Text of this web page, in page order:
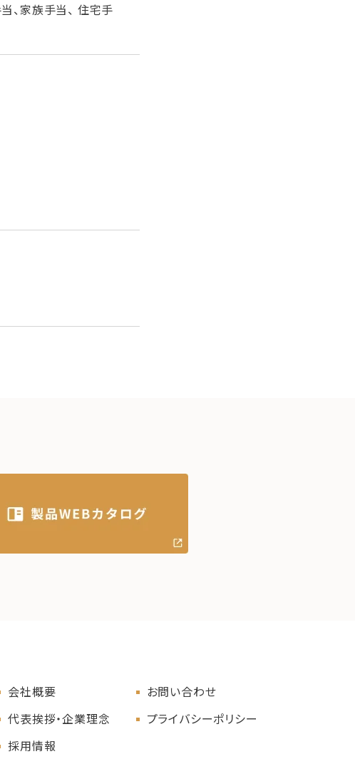
、家族手当、 住宅手
会社概要
代表挨拶・企業理念
採用情報
お問い合わせ
プライバシーポリシー